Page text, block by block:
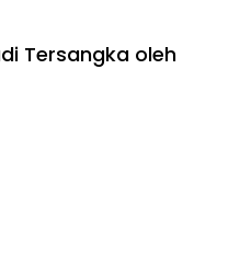
Tersangka oleh